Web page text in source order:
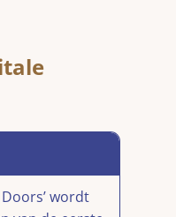
wordt